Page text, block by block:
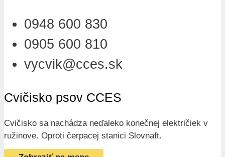
0948 600 830
0905 600 810
vycvik@cces.sk
Cvičisko psov CCES
Cvičisko sa nachádza neďaleko konečnej električiek v
ružinove. Oproti čerpacej stanici Slovnaft.